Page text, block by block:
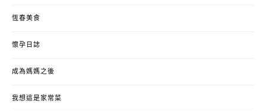
恆春美食
懷孕日誌
成為媽媽之後
我想這是家常菜